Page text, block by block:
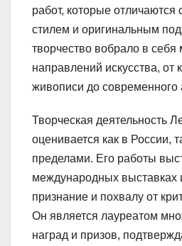
работ, которые
стилем и оригинальным
творчество вобрало в себя
направлений искусства, от
живописи до современного
Творческая деятельность
оценивается как в России,
пределами. Его работы
международных выставках
признание и похвалу от
Он является лауреатом
наград и призов,